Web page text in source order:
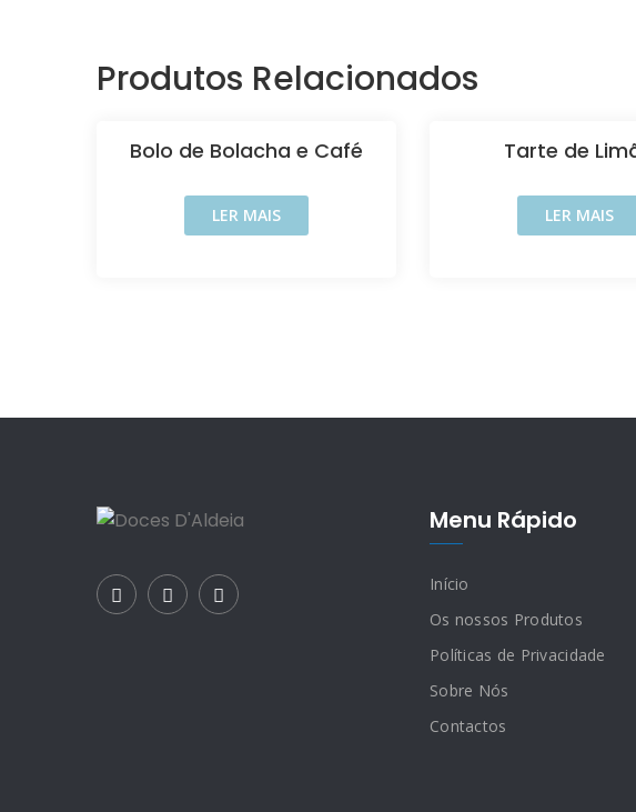
Produtos Relacionados
Bolo de Bolacha e Café
LER MAIS
Tarte de
LER MAIS
Menu Rápido
Início
Os nossos Produtos
Políticas de Privacidade
Sobre Nós
Contactos